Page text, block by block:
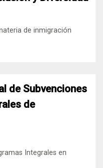
de inmigración
de Subvenciones
de
Integrales en